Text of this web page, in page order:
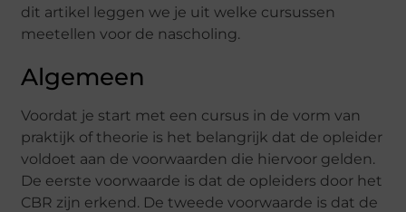
dit artikel leggen we je uit welke cursussen
meetellen voor de nascholing.
Algemeen
Voordat je start met een cursus in de vorm van
praktijk of theorie is het belangrijk dat de opleider
voldoet aan de voorwaarden die hiervoor gelden.
De eerste voorwaarde is dat de opleiders door het
CBR zijn erkend. De tweede voorwaarde is dat de